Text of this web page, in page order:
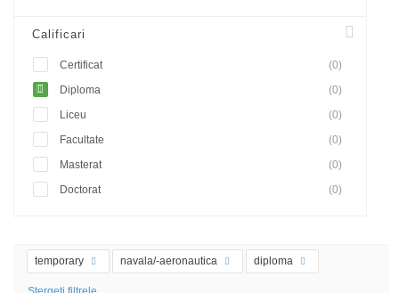
Calificari
Certificat
(0)
Diploma
(0)
Liceu
(0)
Facultate
(0)
Masterat
(0)
Doctorat
(0)
temporary navala/-aeronautica diploma